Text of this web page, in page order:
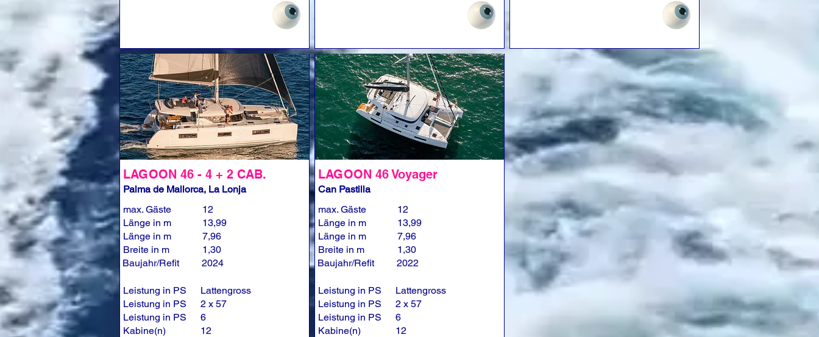
LAGOON 46 - 4 + 2 CAB.
Palma de Mallorca, La Lonja
max. Gäste
Länge in m
Länge in m
Breite in m
Baujahr/Refit
Leistung in PS
Leistung in PS
Leistung in PS
Kabine(n)
12
13,99
7,96
1,30
2024
Lattengross
2 x 57
6
12
LAGOON 46 Voyager
Can Pastilla
max. Gäste
Länge in m
Länge in m
Breite in m
Baujahr/Refit
Leistung in PS
Leistung in PS
Leistung in PS
Kabine(n)
12
13,99
7,96
1,30
2022
Lattengross
2 x 57
6
12